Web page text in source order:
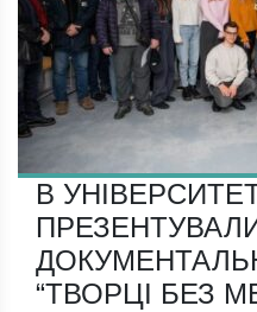
В
“ТВОРЦІ БЕЗ